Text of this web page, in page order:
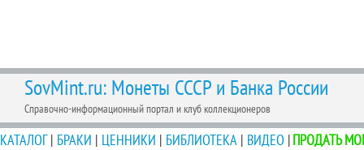
SovMint.ru: Монеты СССР и Банка России
Справочно-информационный портал и клуб коллекционеров
КАТАЛОГ| БРАКИ | ЦЕННИКИ | БИБЛИОТЕКА | ВИДЕО |ПРОДАТЬ